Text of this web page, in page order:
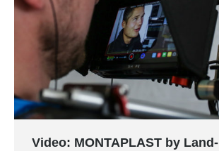
Video: MONTAPLAST by Land-